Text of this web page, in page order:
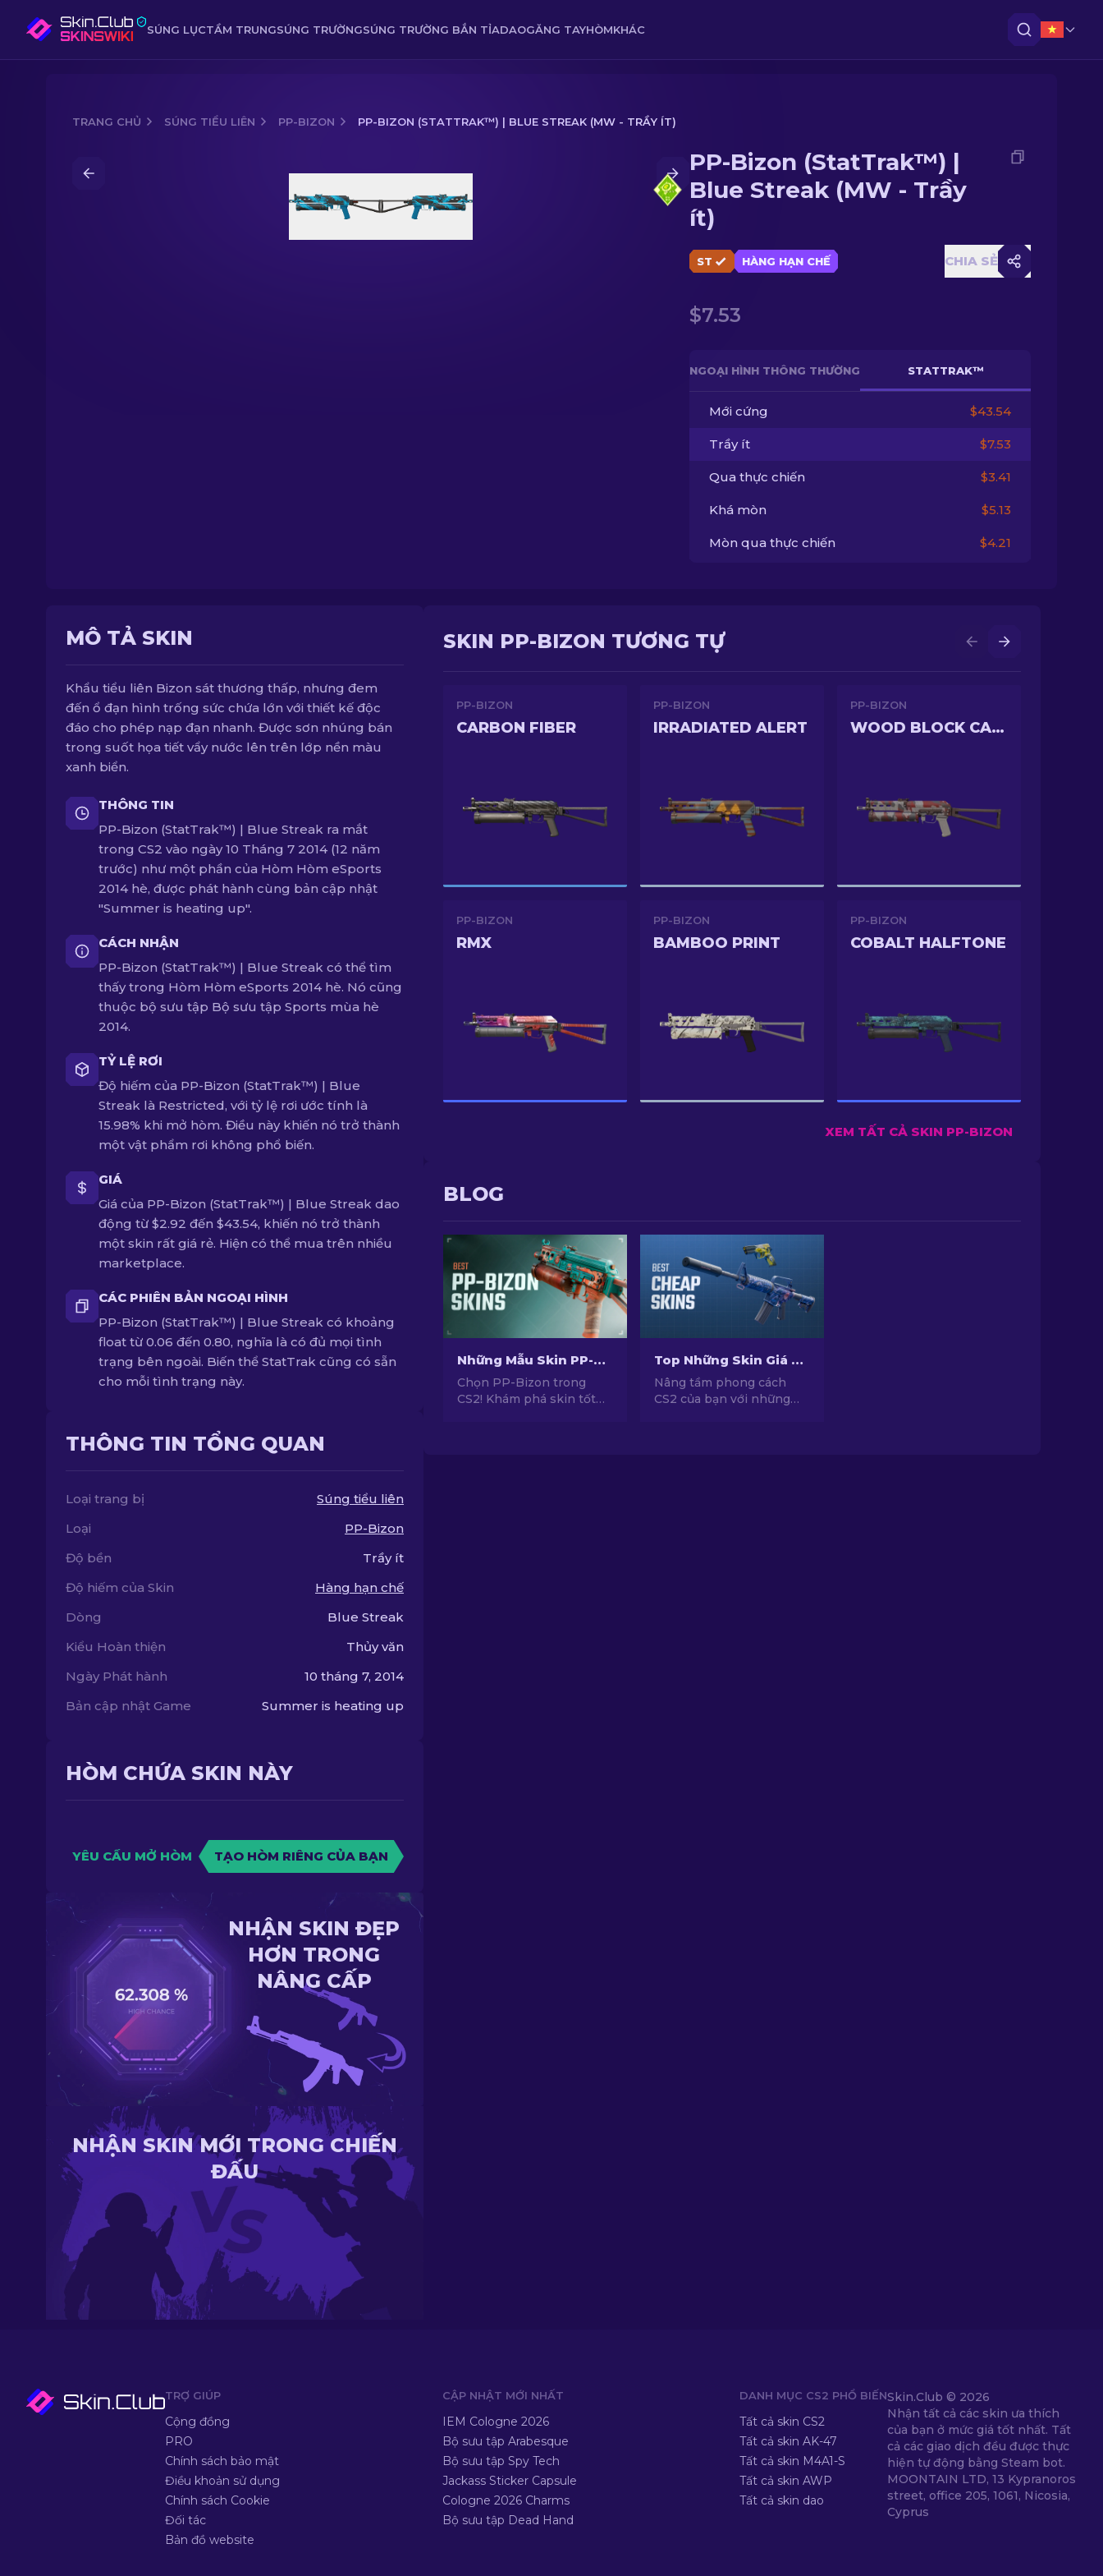
SÚNG LỤCTẦM TRUNGSÚNG TRƯỜNGSÚNG TRƯỜNG BẮN TỈADAOGĂNG TAYHÒMKHÁC
TRANG CHỦ SÚNG TIỂU LIÊN PP-BIZON PP-BIZON (STATTRAK™) | BLUE STREAK (MW - TRẦY ÍT)
PP-Bizon (StatTrak™) |
Blue Streak (MW - Trầy
ít)
ST HÀNG HẠN CHẾ CHIA SẺ
$7.53
NGOẠI HÌNH THÔNG THƯỜNG STATTRAK™
Mới cứng $43.54
Trầy ít $7.53
Qua thực chiến $3.41
Khá mòn $5.13
Mòn qua thực chiến $4.21
MÔ TẢ SKIN
Khẩu tiểu liên Bizon sát thương thấp, nhưng đem
đến ổ đạn hình trống sức chứa lớn với thiết kế độc
đáo cho phép nạp đạn nhanh. Được sơn nhúng bán
trong suốt họa tiết vẩy nước lên trên lớp nền màu
xanh biển.
THÔNG TIN
PP-Bizon (StatTrak™) | Blue Streak ra mắt
trong CS2 vào ngày 10 Tháng 7 2014 (12 năm
trước) như một phần của Hòm Hòm eSports
2014 hè, được phát hành cùng bản cập nhật
"Summer is heating up".
CÁCH NHẬN
PP-Bizon (StatTrak™) | Blue Streak có thể tìm
thấy trong Hòm Hòm eSports 2014 hè. Nó cũng
thuộc bộ sưu tập Bộ sưu tập Sports mùa hè
2014.
TỶ LỆ RƠI
Độ hiếm của PP-Bizon (StatTrak™) | Blue
Streak là Restricted, với tỷ lệ rơi ước tính là
15.98% khi mở hòm. Điều này khiến nó trở thành
một vật phẩm rơi không phổ biến.
GIÁ
Giá của PP-Bizon (StatTrak™) | Blue Streak dao
động từ $2.92 đến $43.54, khiến nó trở thành
một skin rất giá rẻ. Hiện có thể mua trên nhiều
marketplace.
CÁC PHIÊN BẢN NGOẠI HÌNH
PP-Bizon (StatTrak™) | Blue Streak có khoảng
float từ 0.06 đến 0.80, nghĩa là có đủ mọi tình
trạng bên ngoài. Biến thể StatTrak cũng có sẵn
cho mỗi tình trạng này.
THÔNG TIN TỔNG QUAN
Loại trang bị
Súng tiểu liên
Loại
PP-Bizon
Độ bền
Trầy ít
Độ hiếm của Skin
Hàng hạn chế
Dòng
Blue Streak
Kiểu Hoàn thiện
Thủy văn
Ngày Phát hành
10 tháng 7, 2014
Bản cập nhật Game
Summer is heating up
HÒM CHỨA SKIN NÀY
YÊU CẦU MỞ HÒM TẠO HÒM RIÊNG CỦA BẠN
NHẬN SKIN ĐẸP
HƠN TRONG
NÂNG CẤP
NHẬN SKIN MỚI TRONG CHIẾN
ĐẤU
SKIN PP-BIZON TƯƠNG TỰ
PP-BIZON
CARBON FIBER
PP-BIZON
IRRADIATED ALERT
PP-BIZON
WOOD BLOCK CAMO
PP-BIZON
RMX
PP-BIZON
BAMBOO PRINT
PP-BIZON
COBALT HALFTONE
XEM TẤT CẢ SKIN PP-BIZON
BLOG
Những Mẫu Skin PP-Bizon Tốt Nhất Trong CS2 [2026]
Chọn PP-Bizon trong
CS2! Khám phá skin tốt
Top Những Skin Giá Rẻ Hàng Đầu Trong CS2 [2026]
Nâng tầm phong cách
CS2 của bạn với những
TRỢ GIÚP
Cộng đồng
PRO
Chính sách bảo mật
Điều khoản sử dụng
Chính sách Cookie
Đối tác
Bản đồ website
CẬP NHẬT MỚI NHẤT
IEM Cologne 2026
Bộ sưu tập Arabesque
Bộ sưu tập Spy Tech
Jackass Sticker Capsule
Cologne 2026 Charms
Bộ sưu tập Dead Hand
DANH MỤC CS2 PHỔ BIẾN
Tất cả skin CS2
Tất cả skin AK-47
Tất cả skin M4A1-S
Tất cả skin AWP
Tất cả skin dao
Skin.Club © 2026
Nhận tất cả các skin ưa thích
của bạn ở mức giá tốt nhất. Tất
cả các giao dịch đều được thực
hiện tự động bằng Steam bot.
MOONTAIN LTD, 13 Kypranoros
street, office 205, 1061, Nicosia,
Cyprus